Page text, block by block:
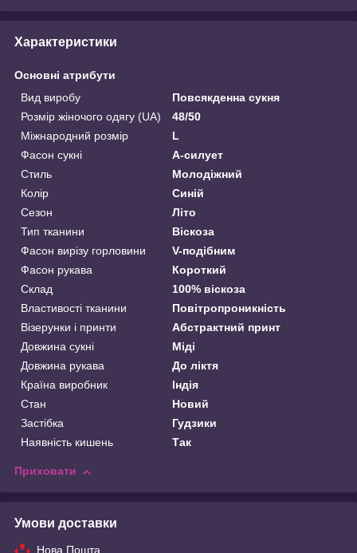
Характеристики
Основні атрибути
Вид виробу
Повсякденна сукня
Розмір жіночого одягу (UA)
48/50
Міжнародний розмір
L
Фасон сукні
А-силует
Стиль
Молодіжний
Колір
Синій
Сезон
Літо
Тип тканини
Віскоза
Фасон вирізу горловини
V-подібним
Фасон рукава
Короткий
Склад
100% віскоза
Властивості тканини
Повітропроникність
Візерунки і принти
Абстрактний принт
Довжина сукні
Міді
Довжина рукава
До ліктя
Країна виробник
Індія
Стан
Новий
Застібка
Гудзики
Наявність кишень
Так
Приховати
Умови доставки
Нова Пошта